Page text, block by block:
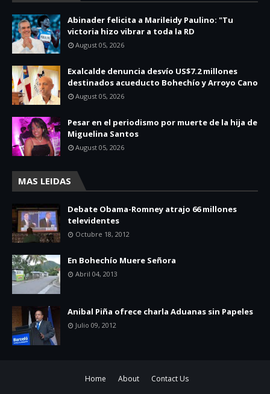
Abinader felicita a Marileidy Paulino: "Tu
victoria hizo vibrar a toda la RD
August 05, 2026
Exalcalde denuncia desvío US$7.2 millones
destinados acueducto Bohechío y Arroyo Cano
August 05, 2026
Pesar en el periodismo por muerte de la hija de
Miguelina Santos
August 05, 2026
MAS LEIDAS
Debate Obama-Romney atrajo 66 millones
televidentes
Octubre 18, 2012
En Bohechío Muere Señora
Abril 04, 2013
Anibal Piña ofrece charla Aduanas sin Papeles
Julio 09, 2012
Home About
Contact Us